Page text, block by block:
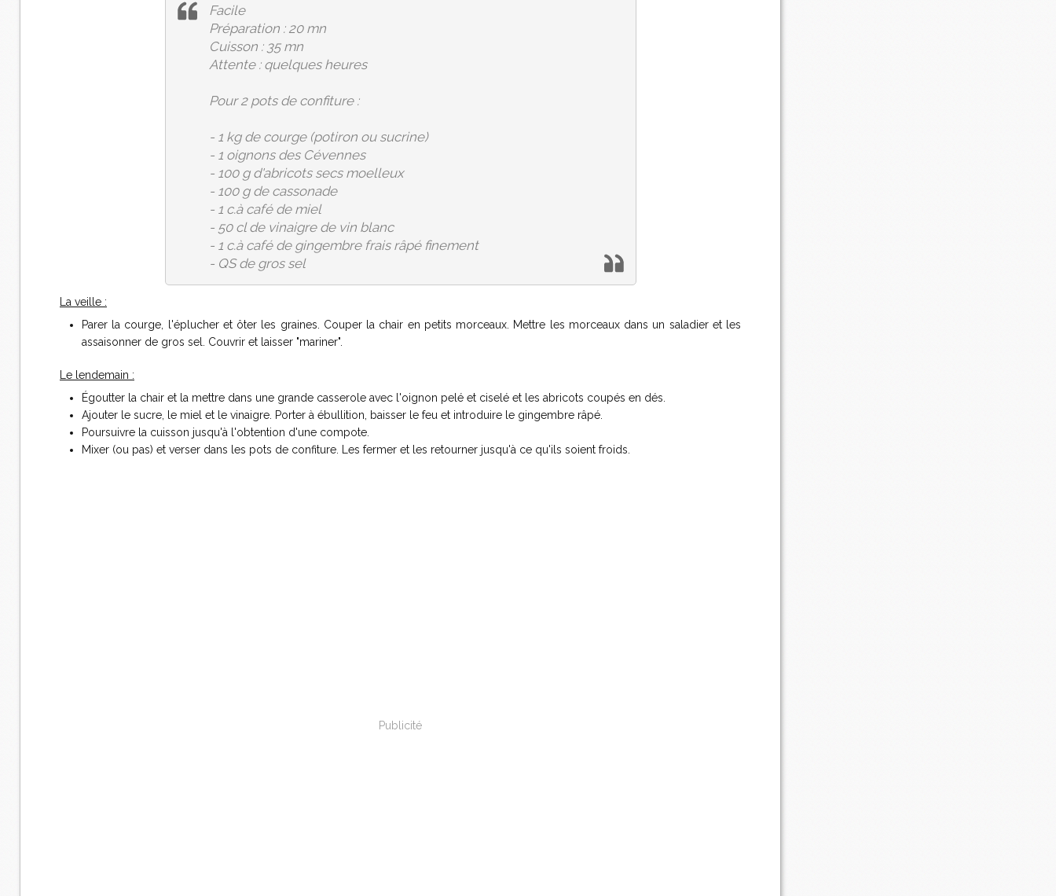
Facile
Préparation : 20 mn
Cuisson : 35 mn
Attente : quelques heures
Pour 2 pots de confiture :
- 1 kg de courge (potiron ou sucrine)
- 1 oignons des Cévennes
- 100 g d'abricots secs moelleux
- 100 g de cassonade
- 1 c.à café de miel
- 50 cl de vinaigre de vin blanc
- 1 c.à café de gingembre frais râpé finement
- QS de gros sel
La veille :
Parer la courge, l'éplucher et ôter les graines. Couper la chair en petits morceaux. Mettre les morceaux dans un saladier et les
assaisonner de gros sel. Couvrir et laisser "mariner".
Le lendemain :
Égoutter la chair et la mettre dans une grande casserole avec l'oignon pelé et ciselé et les abricots coupés en dés.
Ajouter le sucre, le miel et le vinaigre. Porter à ébullition, baisser le feu et introduire le gingembre râpé.
Poursuivre la cuisson jusqu'à l'obtention d'une compote.
Mixer (ou pas) et verser dans les pots de confiture. Les fermer et les retourner jusqu'à ce qu'ils soient froids.
Publicité